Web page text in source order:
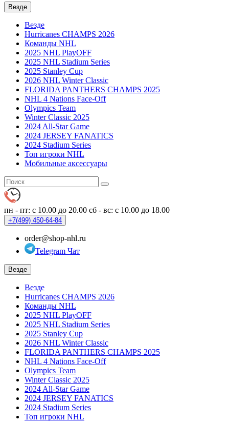
Везде
Везде
Hurricanes CHAMPS 2026
Команды NHL
2025 NHL PlayOFF
2025 NHL Stadium Series
2025 Stanley Cup
2026 NHL Winter Classic
FLORIDA PANTHERS CHAMPS 2025
NHL 4 Nations Face-Off
Olympics Team
Winter Classic 2025
2024 All-Star Game
2024 JERSEY FANATICS
2024 Stadium Series
Топ игроки NHL
Мобильные аксессуары
пн - пт: с 10.00 до 20.00 сб - вс: с 10.00 до 18.00
+7(499) 450-64-84
order@shop-nhl.ru
Telegram Чат
Везде
Везде
Hurricanes CHAMPS 2026
Команды NHL
2025 NHL PlayOFF
2025 NHL Stadium Series
2025 Stanley Cup
2026 NHL Winter Classic
FLORIDA PANTHERS CHAMPS 2025
NHL 4 Nations Face-Off
Olympics Team
Winter Classic 2025
2024 All-Star Game
2024 JERSEY FANATICS
2024 Stadium Series
Топ игроки NHL